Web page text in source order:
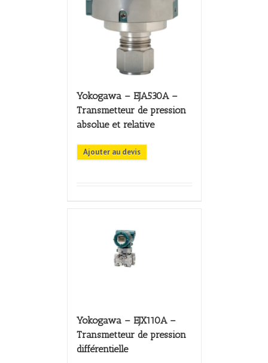
Yokogawa – EJA530A –
Transmetteur de pression
absolue et relative
Ajouter au devis
Yokogawa – EJX110A –
Transmetteur de pression
différentielle